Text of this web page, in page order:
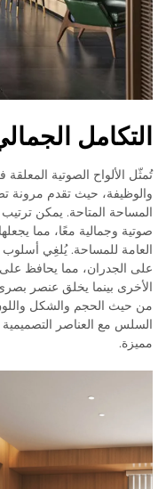
التكامل
تُمثّل الألواح الصوتية
والوظيفة، حيث تقدم مرونة
المساحة المتاحة. يمكن
صوتية وجمالية معًا، مما
العامة للمساحة. يُلغِي أسلوب
على الجدران، مما يحافظ على
الأخرى بينما يخلق عنصر
من حيث الحجم والشكل واللون
السلس مع العناصر
مميزة.